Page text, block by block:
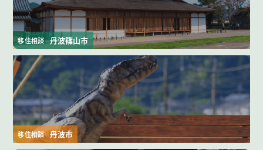
移住相談 丹波篠山市
移住相談 丹波市